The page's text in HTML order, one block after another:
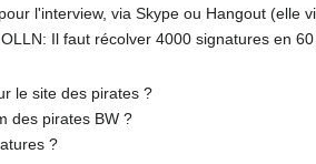
l'interview, via Skype ou Hangout (elle
Il faut récolver 4000 signatures en
le site des pirates ?
des pirates BW ?
?